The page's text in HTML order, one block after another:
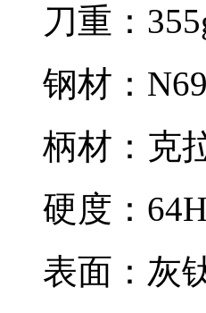
刀重：
钢材：
柄材：克
硬度：
表面：灰